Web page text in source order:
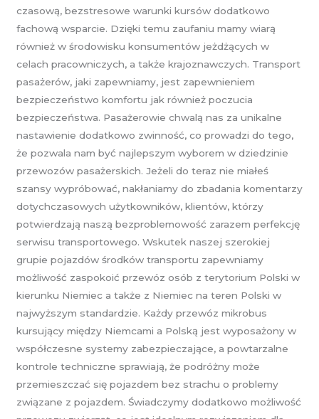
czasową, bezstresowe warunki kursów dodatkowo
fachową wsparcie. Dzięki temu zaufaniu mamy wiarą
również w środowisku konsumentów jeżdżących w
celach pracowniczych, a także krajoznawczych. Transport
pasażerów, jaki zapewniamy, jest zapewnieniem
bezpieczeństwo komfortu jak również poczucia
bezpieczeństwa. Pasażerowie chwalą nas za unikalne
nastawienie dodatkowo zwinność, co prowadzi do tego,
że pozwala nam być najlepszym wyborem w dziedzinie
przewozów pasażerskich. Jeżeli do teraz nie miałeś
szansy wypróbować, nakłaniamy do zbadania komentarzy
dotychczasowych użytkowników, klientów, którzy
potwierdzają naszą bezproblemowość zarazem perfekcję
serwisu transportowego. Wskutek naszej szerokiej
grupie pojazdów środków transportu zapewniamy
możliwość zaspokoić przewóz osób z terytorium Polski w
kierunku Niemiec a także z Niemiec na teren Polski w
najwyższym standardzie. Każdy przewóz mikrobus
kursujący między Niemcami a Polską jest wyposażony w
współczesne systemy zabezpieczające, a powtarzalne
kontrole techniczne sprawiają, że podróżny może
przemieszczać się pojazdem bez strachu o problemy
związane z pojazdem. Świadczymy dodatkowo możliwość